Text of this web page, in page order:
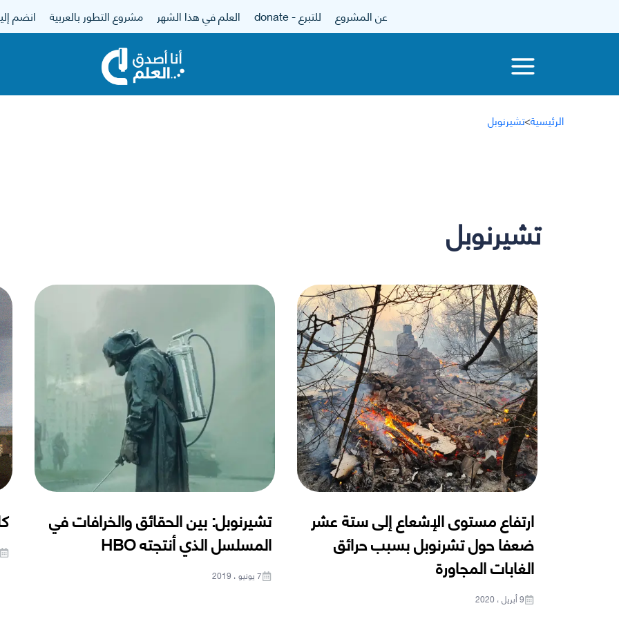
عن المشروع للتبرع - donate العلم في هذا الشهر مشروع التطور بالعربية انضم
الرئيسية>تشيرنوبل
تشيرنوبل
ارتفاع مستوى الإشعاع إلى ستة عشر
ضعفا حول تشرنوبل بسبب حرائق
الغابات المجاورة
9 أبريل ، 2020
تشيرنوبل: بين الحقائق والخرافات في
المسلسل الذي أنتجته HBO
7 يونيو ، 2019